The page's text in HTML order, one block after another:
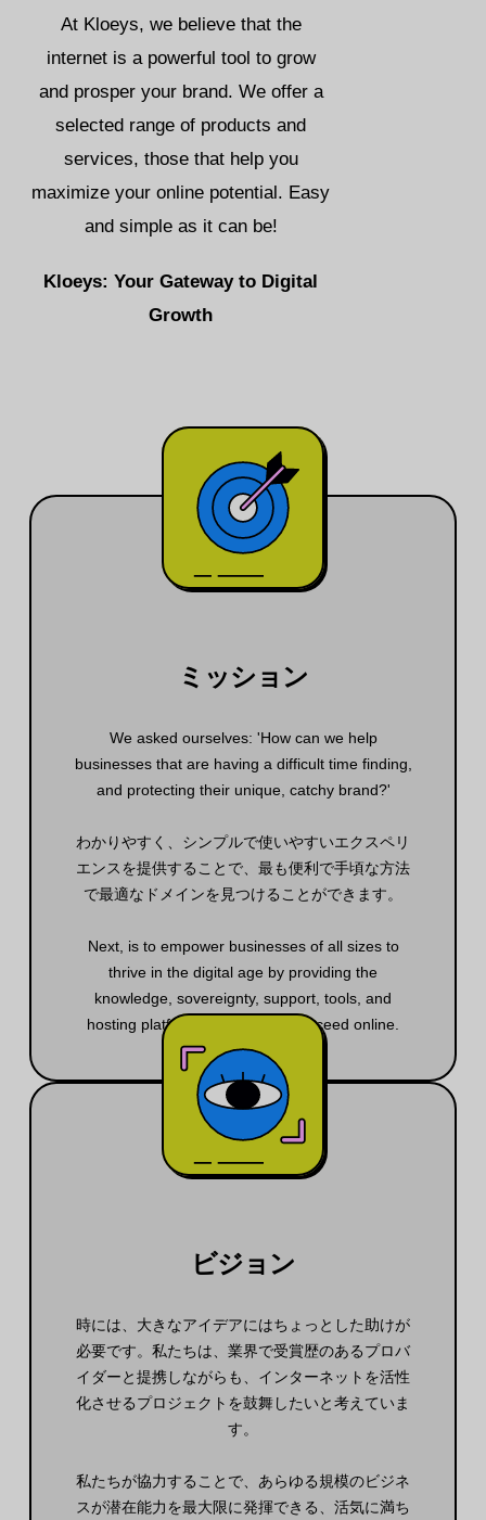
At Kloeys, we believe that the
internet is a powerful tool to grow
and prosper your brand. We offer a
selected range of products and
services, those that help you
maximize your online potential. Easy
and simple as it can be!
Kloeys: Your Gateway to Digital
Growth
ミッション
We asked ourselves: 'How can we help
businesses that are having a difficult time finding,
and protecting their unique, catchy brand?'
わかりやすく、シンプルで使いやすいエクスペリ
エンスを提供することで、最も便利で手頃な方法
で最適なドメインを見つけることができます。
Next, is to empower businesses of all sizes to
thrive in the digital age by providing the
knowledge, sovereignty, support, tools, and
hosting platform they need to succeed online.
ビジョン
時には、大きなアイデアにはちょっとした助けが
必要です。私たちは、業界で受賞歴のあるプロバ
イダーと提携しながらも、インターネットを活性
化させるプロジェクトを鼓舞したいと考えていま
す。
私たちが協力することで、あらゆる規模のビジネ
スが潜在能力を最大限に発揮できる、活気に満ち
हिन्दी